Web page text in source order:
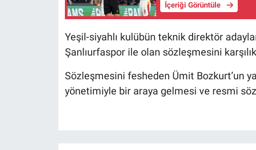
İçeriği Görüntüle
Yeşil-siyahlı kulübün teknik direktör
Şanlıurfaspor ile olan sözleşmesini
Sözleşmesini fesheden Ümit Bozkurt’un
yönetimiyle bir araya gelmesi ve resmi